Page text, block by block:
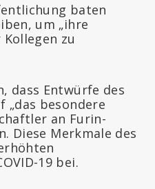
baten
um „ihre
zu
dass Entwürfe des
„das besondere
an Furin-
Diese Merkmale des
19 bei.